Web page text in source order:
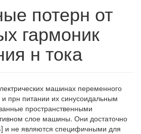
потерн от
гармоник
н тока
машинах переменного
и прн питании их синусоидальным
пространственными
слое машины. Они достаточно
и не являются специфичными для